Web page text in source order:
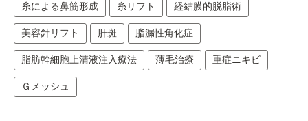
糸による鼻筋形成 糸リフト 経結膜的脱脂術
美容針リフト 肝斑 脂漏性角化症
脂肪幹細胞上清液注入療法 薄毛治療 重症ニキビ
Ｇメッシュ